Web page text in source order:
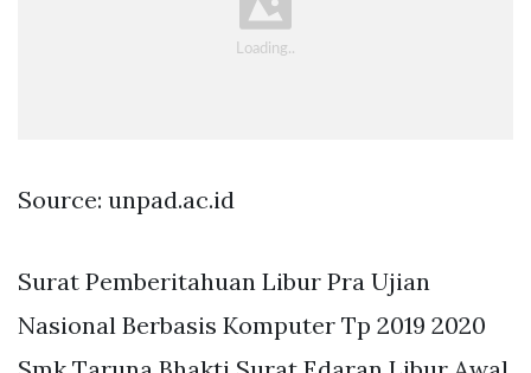
Source: unpad.ac.id
Surat Pemberitahuan Libur Pra Ujian
Nasional Berbasis Komputer Tp 2019 2020